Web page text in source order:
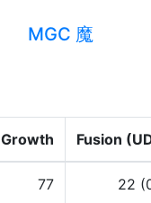
MGC 魔
Growth Fusion
77 22